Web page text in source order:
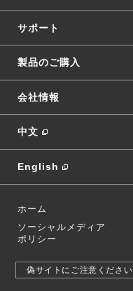
サポート
製品のご購入
会社情報
中文
English
ホーム
ソーシャルメディア
ポリシー
偽サイトにご注意ください